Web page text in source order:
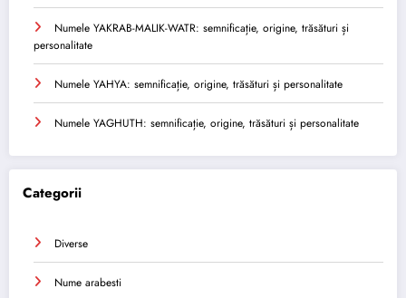
Numele YAKRAB-MALIK-WATR: semnificație, origine, trăsături și
personalitate
Numele YAHYA: semnificație, origine, trăsături și personalitate
Numele YAGHUTH: semnificație, origine, trăsături și personalitate
Categorii
Diverse
Nume arabesti